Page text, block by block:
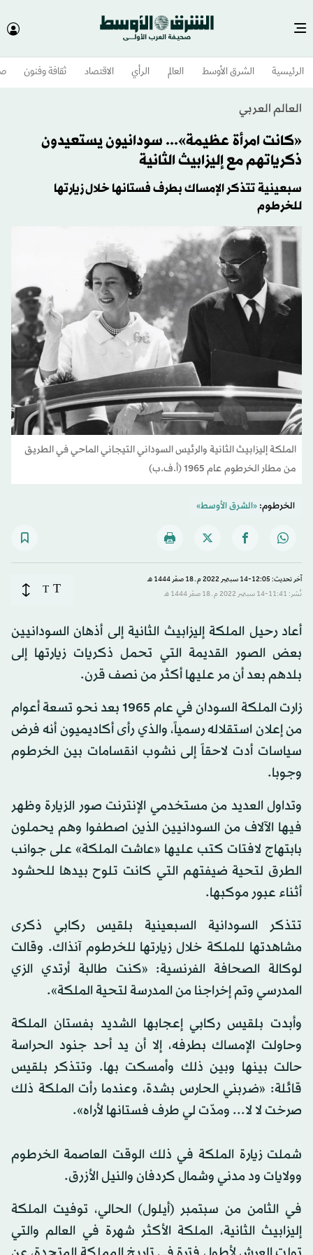
الرئيسية الشرق الأوسط​ العالم الرأي الاقتصاد ثقافة وفنون
العالم العربي
«كانت امرأة عظيمة»... سودانيون يستعيدون
ذكرياتهم مع إليزابيث الثانية
سبعينية تتذكر الإمساك بطرف فستانها خلال زيارتها
للخرطوم
الملكة إليزابيث الثانية والرئيس السوداني التيجاني الماحي في الطريق
من مطار الخرطوم عام 1965 (أ.ف.ب)
الخرطوم:«الشرق الأوسط»
آخر تحديث: 12:05-14 سبتمبر 2022 م ـ 18 صفَر 1444 هـ
نُشر: 11:41-14 سبتمبر 2022 م ـ 18 صفَر 1444 هـ
T
T
أعاد رحيل الملكة إليزابيث الثانية إلى أذهان السودانيين
بعض الصور القديمة التي تحمل ذكريات زيارتها إلى
بلدهم بعد أن مر عليها أكثر من نصف قرن.
زارت الملكة السودان في عام 1965 بعد نحو تسعة أعوام
من إعلان استقلاله رسمياً، والذي رأى أكاديميون أنه فرض
سياسات أدت لاحقاً إلى نشوب انقسامات بين الخرطوم
وجوبا.
وتداول العديد من مستخدمي الإنترنت صور الزيارة وظهر
فيها الآلاف من السودانيين الذين اصطفوا وهم يحملون
بابتهاج لافتات كتب عليها «عاشت الملكة» على جوانب
الطرق لتحية ضيفتهم التي كانت تلوح بيدها للحشود
أثناء عبور موكبها.
تتذكر السودانية السبعينية بلقيس ركابي ذكرى
مشاهدتها للملكة خلال زيارتها للخرطوم آنذاك. وقالت
لوكالة الصحافة الفرنسية: «كنت طالبة أرتدي الزي
المدرسي وتم إخراجنا من المدرسة لتحية الملكة».
وأبدت بلقيس ركابي إعجابها الشديد بفستان الملكة
وحاولت الإمساك بطرفه، إلا أن يد أحد جنود الحراسة
حالت بينها وبين ذلك وأمسكت بها. وتتذكر بلقيس
قائلة: «ضربني الحارس بشدة، وعندما رأت الملكة ذلك
صرخت لا لا... ومدّت لي طرف فستانها لأراه».
شملت زيارة الملكة في ذلك الوقت العاصمة الخرطوم
وولايات ود مدني وشمال كردفان والنيل الأزرق.
في الثامن من سبتمبر (أيلول) الحالي، توفيت الملكة
إليزابيث الثانية، الملكة الأكثر شهرة في العالم والتي